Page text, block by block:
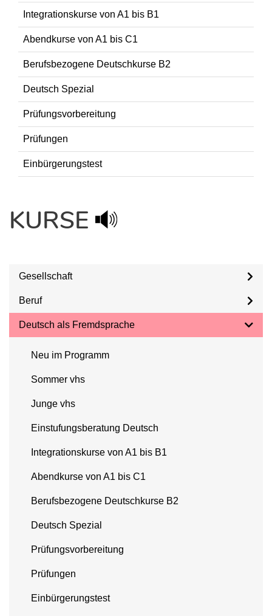
Integrationskurse von A1 bis B1
Abendkurse von A1 bis C1
Berufsbezogene Deutschkurse B2
Deutsch Spezial
Prüfungsvorbereitung
Prüfungen
Einbürgerungstest
KURSE
Gesellschaft
Beruf
Deutsch als Fremdsprache
Neu im Programm
Sommer vhs
Junge vhs
Einstufungsberatung Deutsch
Integrationskurse von A1 bis B1
Abendkurse von A1 bis C1
Berufsbezogene Deutschkurse B2
Deutsch Spezial
Prüfungsvorbereitung
Prüfungen
Einbürgerungstest